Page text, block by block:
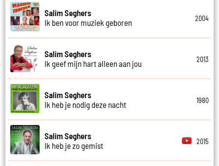
Salim Seghers
Ik ben voor muziek geboren
2004
Salim Seghers
Ik geef mijn hart alleen aan jou
2013
Salim Seghers
Ik heb je nodig deze nacht
1980
Salim Seghers
Ik heb je zo gemist
2015